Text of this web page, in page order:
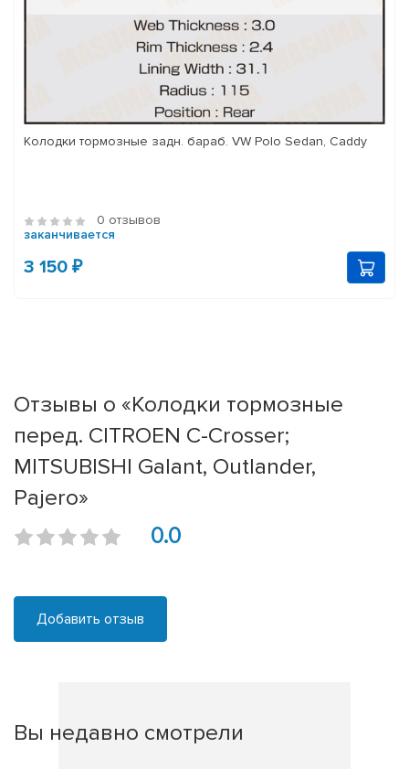
Колодки тормозные задн. бараб. VW Polo Sedan, Caddy
0 отзывов
заканчивается
3 150 ₽
Отзывы о «Колодки тормозные
перед. CITROEN C-Crosser;
MITSUBISHI Galant, Outlander,
Pajero»
0.0
Добавить отзыв
Вы недавно смотрели